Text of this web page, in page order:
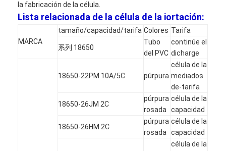
la fabricación de la célula.
Lista relacionada de la célula de la iortación:
MARCA
tamaño/capacidad/tarifa Colores Tarifa
系列 18650
Tubo
del PVC
continúe el
dicharge
18650-22PM 10A/5C púrpura
célula de la
mediados
de-tarifa
18650-26JM 2C
púrpura
rosada
célula de la
capacidad
18650-26HM 2C
púrpura
rosada
célula de la
capacidad
célula de la